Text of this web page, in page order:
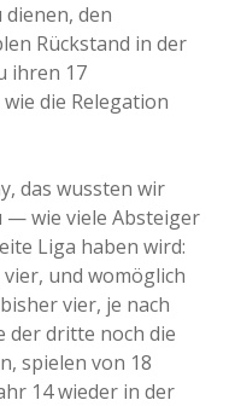
den
Rückstand in der
ihren 17
die Relegation
das wussten wir
— wie viele Absteiger
Liga haben wird:
und womöglich
vier, je nach
der dritte noch die
spielen von 18
14 wieder in der